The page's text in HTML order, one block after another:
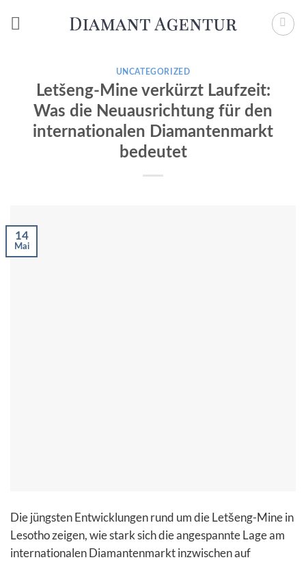
Inhalt
UNCATEGORIZED
Letšeng-Mine verkürzt Laufzeit:
Was die Neuausrichtung für den
internationalen Diamantenmarkt
bedeutet
14
Mai
Die jüngsten Entwicklungen rund um die Letšeng-Mine in
Lesotho zeigen, wie stark sich die angespannte Lage am
internationalen Diamantenmarkt inzwischen auf